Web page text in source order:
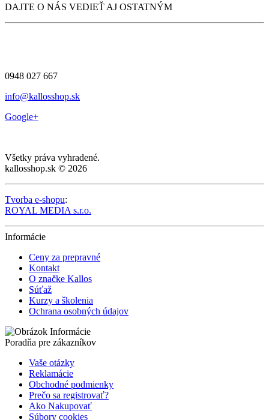
DAJTE O NÁS VEDIEŤ AJ OSTATNÝM
0948 027 667
info@kallosshop.sk
Google+
Všetky práva vyhradené.
kallosshop.sk © 2026
Tvorba e-shopu:
ROYAL MEDIA s.r.o.
Informácie
Ceny za prepravné
Kontakt
O značke Kallos
Súťaž
Kurzy a školenia
Ochrana osobných údajov
Poradňa pre zákazníkov
Vaše otázky
Reklamácie
Obchodné podmienky
Prečo sa registrovať?
Ako Nakupovať
Súbory cookies